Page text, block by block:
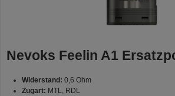
Nevoks Feelin A1
Widerstand: 0,6 Ohm
Zugart: MTL, RDL